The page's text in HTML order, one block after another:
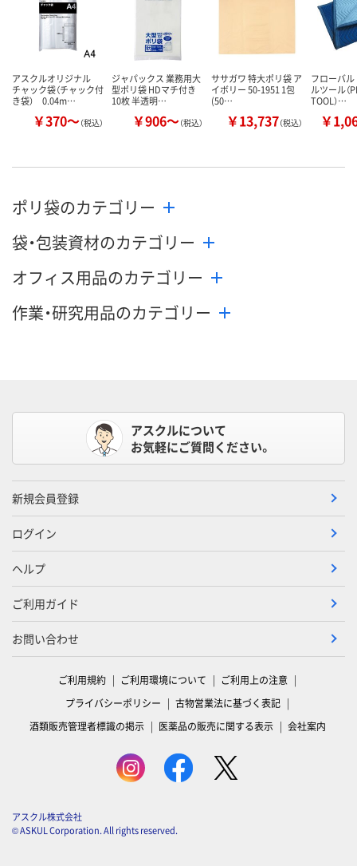
アスクルオリジナル
チャック袋（チャック付
き袋） 0.04m…
￥370～（税込）
ジャパックス 業務用大
型ポリ袋 HDマチ付き
10枚 半透明…
￥906～（税込）
ササガワ 特大ポリ袋 ア
イボリー 50-1951 1包
(50…
￥13,737（税込）
フローバ
ルツール（
TOOL）…
￥
ポリ袋のカテゴリー
袋・包装資材のカテゴリー
オフィス用品のカテゴリー
作業・研究用品のカテゴリー
アスクルについて
お気軽にご質問ください。
新規会員登録
ログイン
ヘルプ
ご利用ガイド
お問い合わせ
ご利用規約 ご利用環境について
ご利用上の注意
プライバシーポリシー
古物営業法に基づく表記
酒類販売管理者標識の掲示
医薬品の販売に関する表示 会社案内
アスクル株式会社
© ASKUL Corporation. All rights reserved.